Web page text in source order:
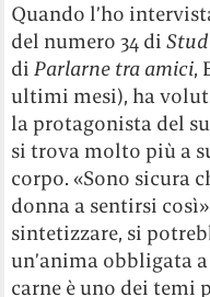
Quando l’ho
del numero 34 di
diParlarne tra amici,
ultimi mesi), ha
la protagonista del
si trova molto più a
corpo. «Sono sicura
donna a sentirsi
sintetizzare, si
un’anima obbligata
carne è uno dei